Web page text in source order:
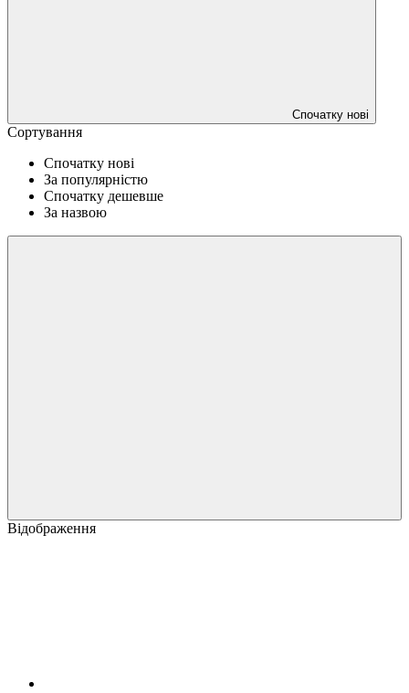
Спочатку нові
Сортування
Спочатку нові
За популярністю
Спочатку дешевше
За назвою
Відображення